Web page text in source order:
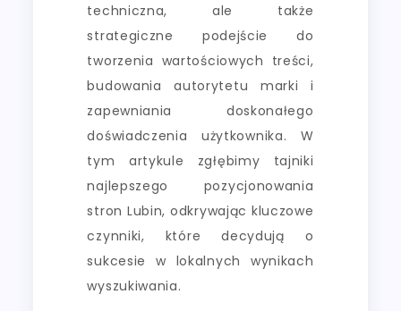
techniczna, ale także
strategiczne podejście do
tworzenia wartościowych treści,
budowania autorytetu marki i
zapewniania doskonałego
doświadczenia użytkownika. W
tym artykule zgłębimy tajniki
najlepszego pozycjonowania
stron Lubin, odkrywając kluczowe
czynniki, które decydują o
sukcesie w lokalnych wynikach
wyszukiwania.